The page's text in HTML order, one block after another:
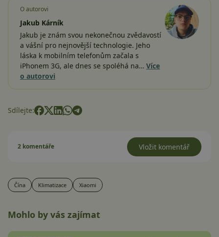
O autorovi
Jakub Kárník
Jakub je znám svou nekonečnou zvědavostí
a vášní pro nejnovější technologie. Jeho
láska k mobilním telefonům začala s
iPhonem 3G, ale dnes se spoléhá na… Více
o autorovi
Sdílejte:
2 komentáře Vložit komentář
Čína Klimatizace Xiaomi
Mohlo by vás zajímat